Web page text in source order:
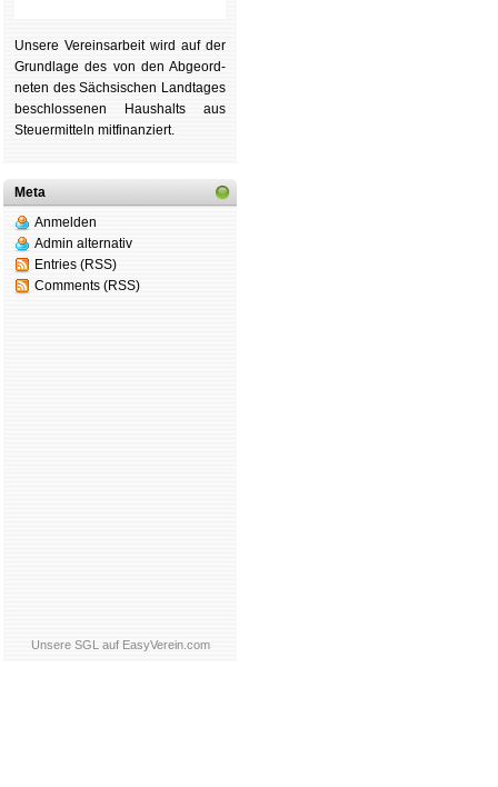
Unsere Ver­eins­ar­beit wird auf der
Grund­lage des von den Ab­ge­ord­
ne­ten des Säch­si­schen Land­tages
be­schlos­se­nen Haus­halts aus
Steu­er­mitteln mit­fi­nan­ziert.
Meta
Anmelden
Admin alternativ
Entries (RSS)
Comments (RSS)
Unsere SGL auf EasyVerein.com